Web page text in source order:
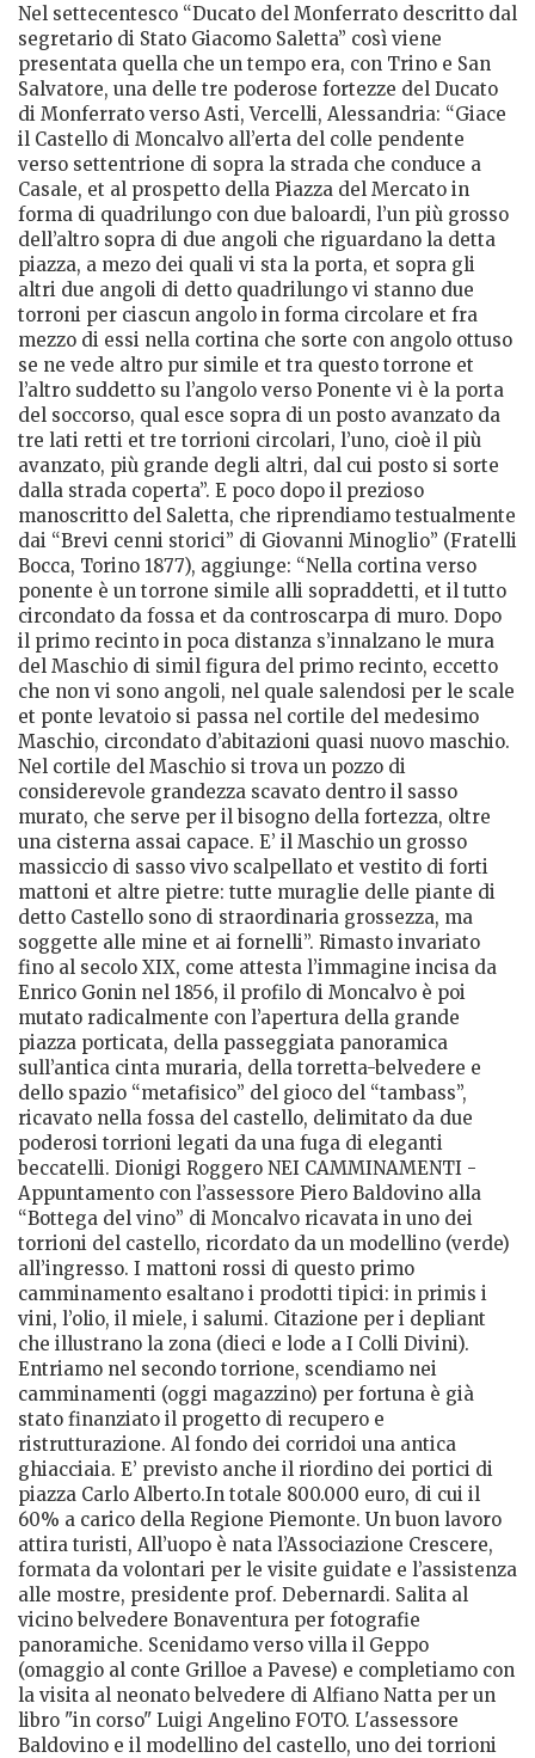
Nel settecentesco “Ducato del Monferrato descritto dal
segretario di Stato Giacomo Saletta” così viene
presentata quella che un tempo era, con Trino e San
Salvatore, una delle tre poderose fortezze del Ducato
di Monferrato verso Asti, Vercelli, Alessandria: “Giace
il Castello di Moncalvo all’erta del colle pendente
verso settentrione di sopra la strada che conduce a
Casale, et al prospetto della Piazza del Mercato in
forma di quadrilungo con due baloardi, l’un più grosso
dell’altro sopra di due angoli che riguardano la detta
piazza, a mezo dei quali vi sta la porta, et sopra gli
altri due angoli di detto quadrilungo vi stanno due
torroni per ciascun angolo in forma circolare et fra
mezzo di essi nella cortina che sorte con angolo ottuso
se ne vede altro pur simile et tra questo torrone et
l’altro suddetto su l’angolo verso Ponente vi è la porta
del soccorso, qual esce sopra di un posto avanzato da
tre lati retti et tre torrioni circolari, l’uno, cioè il più
avanzato, più grande degli altri, dal cui posto si sorte
dalla strada coperta”. E poco dopo il prezioso
manoscritto del Saletta, che riprendiamo testualmente
dai “Brevi cenni storici” di Giovanni Minoglio” (Fratelli
Bocca, Torino 1877), aggiunge: “Nella cortina verso
ponente è un torrone simile alli sopraddetti, et il tutto
circondato da fossa et da controscarpa di muro. Dopo
il primo recinto in poca distanza s’innalzano le mura
del Maschio di simil figura del primo recinto, eccetto
che non vi sono angoli, nel quale salendosi per le scale
et ponte levatoio si passa nel cortile del medesimo
Maschio, circondato d’abitazioni quasi nuovo maschio.
Nel cortile del Maschio si trova un pozzo di
considerevole grandezza scavato dentro il sasso
murato, che serve per il bisogno della fortezza, oltre
una cisterna assai capace. E’ il Maschio un grosso
massiccio di sasso vivo scalpellato et vestito di forti
mattoni et altre pietre: tutte muraglie delle piante di
detto Castello sono di straordinaria grossezza, ma
soggette alle mine et ai fornelli”. Rimasto invariato
fino al secolo XIX, come attesta l’immagine incisa da
Enrico Gonin nel 1856, il profilo di Moncalvo è poi
mutato radicalmente con l’apertura della grande
piazza porticata, della passeggiata panoramica
sull’antica cinta muraria, della torretta-belvedere e
dello spazio “metafisico” del gioco del “tambass”,
ricavato nella fossa del castello, delimitato da due
poderosi torrioni legati da una fuga di eleganti
beccatelli. Dionigi Roggero NEI CAMMINAMENTI -
Appuntamento con l’assessore Piero Baldovino alla
“Bottega del vino” di Moncalvo ricavata in uno dei
torrioni del castello, ricordato da un modellino (verde)
all’ingresso. I mattoni rossi di questo primo
camminamento esaltano i prodotti tipici: in primis i
vini, l’olio, il miele, i salumi. Citazione per i depliant
che illustrano la zona (dieci e lode a I Colli Divini).
Entriamo nel secondo torrione, scendiamo nei
camminamenti (oggi magazzino) per fortuna è già
stato finanziato il progetto di recupero e
ristrutturazione. Al fondo dei corridoi una antica
ghiacciaia. E’ previsto anche il riordino dei portici di
piazza Carlo Alberto.In totale 800.000 euro, di cui il
60% a carico della Regione Piemonte. Un buon lavoro
attira turisti, All’uopo è nata l’Associazione Crescere,
formata da volontari per le visite guidate e l’assistenza
alle mostre, presidente prof. Debernardi. Salita al
vicino belvedere Bonaventura per fotografie
panoramiche. Scenidamo verso villa il Geppo
(omaggio al conte Grilloe a Pavese) e completiamo con
la visita al neonato belvedere di Alfiano Natta per un
libro "in corso" Luigi Angelino FOTO. L'assessore
Baldovino e il modellino del castello, uno dei torrioni